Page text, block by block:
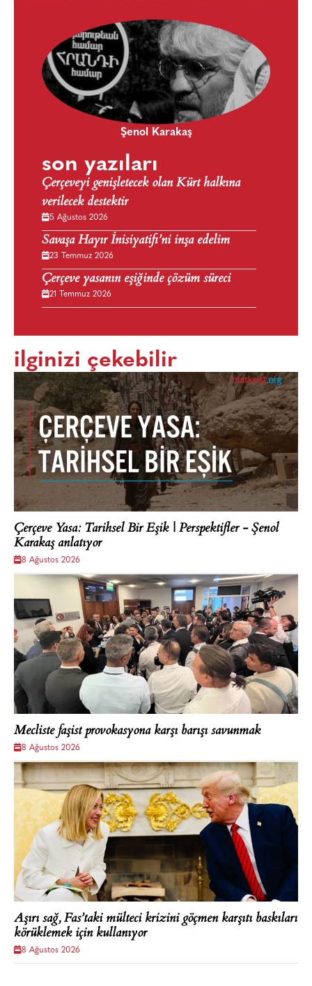
Şenol Karakaş
son yazıları
Çerçeveyi genişletecek olan Kürt halkına
verilecek destektir
5 Ağustos 2026
Savaşa Hayır İnisiyatifi’ni inşa edelim
23 Temmuz 2026
Çerçeve yasanın eşiğinde çözüm süreci
21 Temmuz 2026
ilginizi çekebilir
Çerçeve Yasa: Tarihsel Bir Eşik | Perspektifler - Şenol
Karakaş anlatıyor
8 Ağustos 2026
Mecliste faşist provokasyona karşı barışı savunmak
8 Ağustos 2026
Aşırı sağ, Fas’taki mülteci krizini göçmen karşıtı baskıları
körüklemek için kullanıyor
8 Ağustos 2026